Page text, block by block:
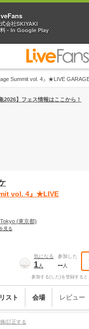
Summit vol. 4』★LIVE
ランキング】2026年上半期編発表
2026】フェス情報はここから！
vol. 4』★LIVE
(東京都)
見る
気になる
1人
参加した
--人
参加する(した)を登録する
スト 会場 レビュー
/訂正する
会社SKIYAKI
- In Google Play